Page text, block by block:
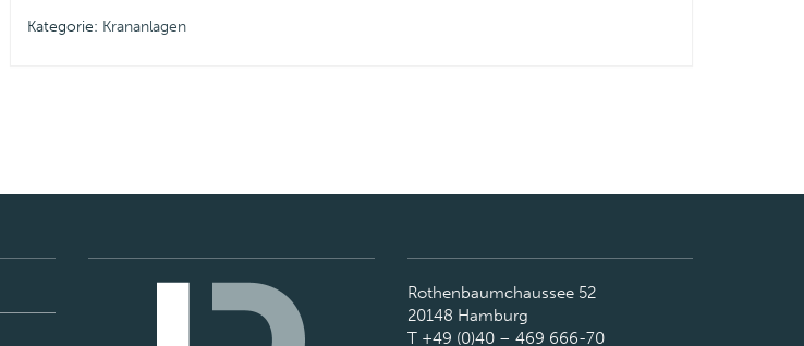
Kategorie: Krananlagen
Rothenbaumchaussee 52
20148 Hamburg
T +49 (0)40 – 469 666-70